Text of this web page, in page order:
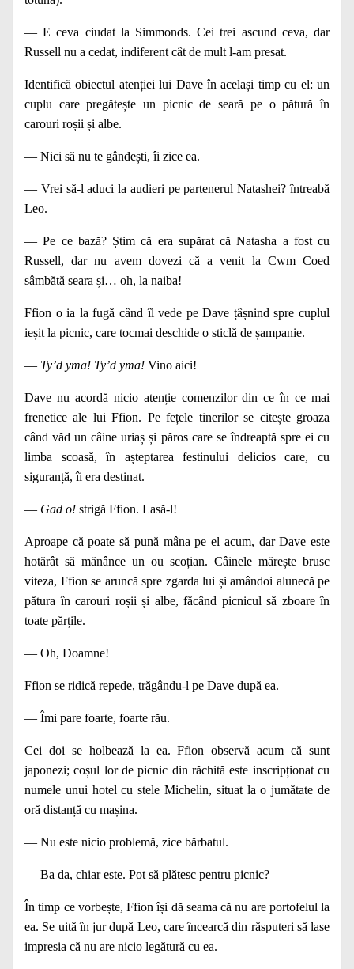
— E ceva ciudat la Simmonds. Cei trei ascund ceva, dar
Russell nu a cedat, indiferent cât de mult l‑am presat.
Identifică obiectul atenției lui Dave în același timp cu el: un
cuplu care pregătește un picnic de seară pe o pătură în
carouri roșii și albe.
— Nici să nu te gândești, îi zice ea.
— Vrei să‑l aduci la audieri pe partenerul Natashei? întreabă
Leo.
— Pe ce bază? Știm că era supărat că Natasha a fost cu
Russell, dar nu avem dovezi că a venit la Cwm Coed
sâmbătă seara și… oh, la naiba!
Ffion o ia la fugă când îl vede pe Dave țâșnind spre cuplul
ieșit la picnic, care tocmai deschide o sticlă de șampanie.
— Ty’d yma! Ty’d yma! Vino aici!
Dave nu acordă nicio atenție comenzilor din ce în ce mai
frenetice ale lui Ffion. Pe fețele tinerilor se citește groaza
când văd un câine uriaș și păros care se îndreaptă spre ei cu
limba scoasă, în așteptarea festinului delicios care, cu
siguranță, îi era destinat.
— Gad o! strigă Ffion. Lasă‑l!
Aproape că poate să pună mâna pe el acum, dar Dave este
hotărât să mănânce un ou scoțian. Câinele mărește brusc
viteza, Ffion se aruncă spre zgarda lui și amândoi alunecă pe
pătura în carouri roșii și albe, făcând picnicul să zboare în
toate părțile.
— Oh, Doamne!
Ffion se ridică repede, trăgându‑l pe Dave după ea.
— Îmi pare foarte, foarte rău.
Cei doi se holbează la ea. Ffion observă acum că sunt
japonezi; coșul lor de picnic din răchită este inscripționat cu
numele unui hotel cu stele Michelin, situat la o jumă­tate de
oră distanță cu mașina.
— Nu este nicio problemă, zice bărbatul.
— Ba da, chiar este. Pot să plătesc pentru picnic?
În timp ce vorbește, Ffion își dă seama că nu are por­tofelul la
ea. Se uită în jur după Leo, care încearcă din răsputeri să lase
impresia că nu are nicio legătură cu ea.